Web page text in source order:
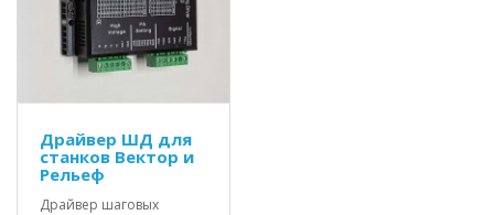
Драйвер ШД для
станков Вектор и
Рельеф
Драйвер шаговых